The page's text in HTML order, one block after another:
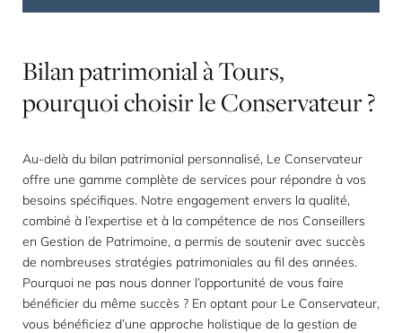
BilanpatrimonialàTours,
pourquoichoisirleConservateur?
Au-delà du bilan patrimonial personnalisé, Le Conservateur
offre une gamme complète de services pour répondre à vos
besoins spécifiques. Notre engagement envers la qualité,
combiné à l’expertise et à la compétence de nos Conseillers
en Gestion de Patrimoine, a permis de soutenir avec succès
de nombreuses stratégies patrimoniales au fil des années.
Pourquoi ne pas nous donner l’opportunité de vous faire
bénéficier du même succès ? En optant pour Le Conservateur,
vous bénéficiez d’une approche holistique de la gestion de